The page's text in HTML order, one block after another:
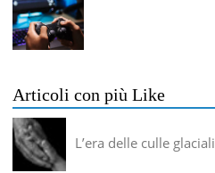
Articoli con più Like
L’era delle culle glaciali